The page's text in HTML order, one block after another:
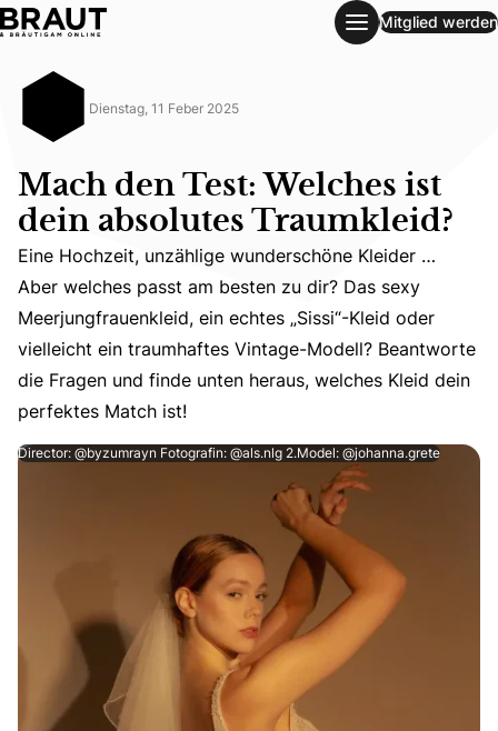
Mach den Test: Welches ist dein absolutes Traumkleid?
Mitglied werden
Dienstag, 11 Feber 2025
Mach den Test: Welches ist
dein absolutes Traumkleid?
Eine Hochzeit, unzählige wunderschöne Kleider … Aber
Eine Hochzeit, unzählige wunderschöne Kleider …
Aber welches passt am besten zu dir? Das sexy
Meerjungfrauenkleid, ein echtes „Sissi“-Kleid oder
vielleicht ein traumhaftes Vintage-Modell? Beantworte
die Fragen und finde unten heraus, welches Kleid dein
perfektes Match ist!
Director: @byzumrayn Fotografin: @als.nlg 2.Model: @johanna.grete